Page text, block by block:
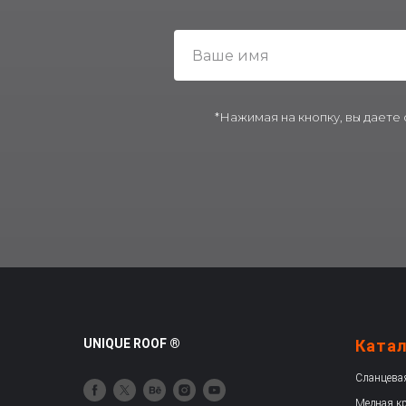
*Нажимая на кнопку, вы даете
UNIQUE ROOF ®
Медная